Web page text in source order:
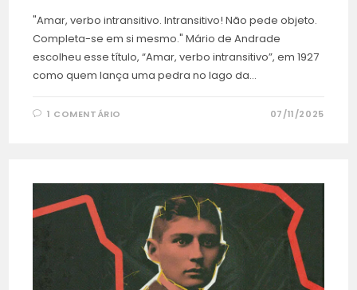
"Amar, verbo intransitivo. Intransitivo! Não pede objeto.
Completa-se em si mesmo." Mário de Andrade
escolheu esse título, “Amar, verbo intransitivo”, em 1927
como quem lança uma pedra no lago da…
1 COMENTÁRIO 07/11/2025